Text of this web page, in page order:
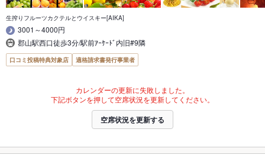
生搾りフルーツカクテルとウイスキー[AIKA]
3001～4000円
郡山駅西口徒歩3分/駅前ｱｰｹｰﾄﾞ内旧#9隣
口コミ投稿特典対象店 適格請求書発行事業者
カレンダーの更新に失敗しました。
下記ボタンを押して空席状況を更新してください。
空席状況を更新する